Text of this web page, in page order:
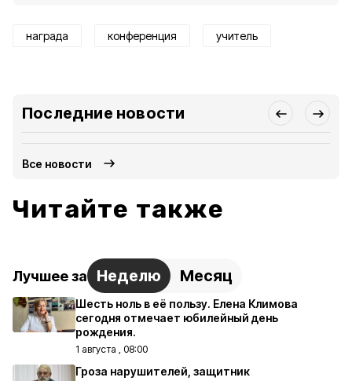
награда конференция учитель
Последние новости
Все новости
Читайте также
Лучшее за Неделю Месяц
Шесть ноль в её пользу. Елена Климова
сегодня отмечает юбилейный день
рождения.
1 августа , 08:00
Гроза нарушителей, защитник